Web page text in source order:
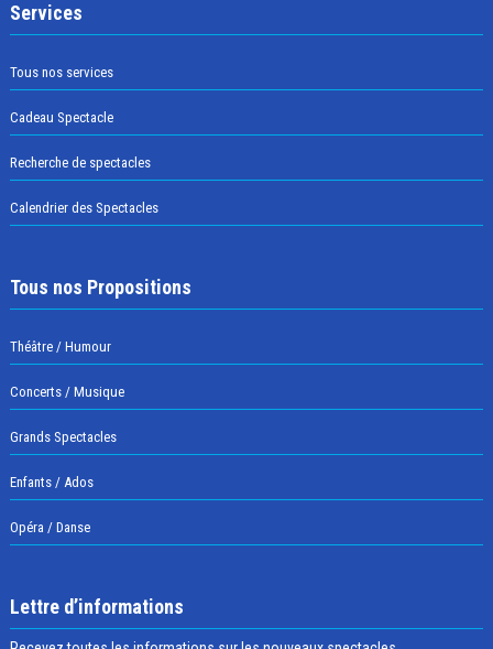
Services
Tous nos services
Cadeau Spectacle
Recherche de spectacles
Calendrier des Spectacles
Tous nos Propositions
Théâtre / Humour
Concerts / Musique
Grands Spectacles
Enfants / Ados
Opéra / Danse
Lettre d’informations